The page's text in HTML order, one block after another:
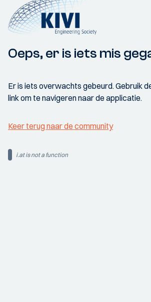
Oeps, er is iets mis
Er is iets overwachts gebeurd. Gebruik
link om te navigeren naar de applicatie.
Keer terug naar de community
i.at is not a function